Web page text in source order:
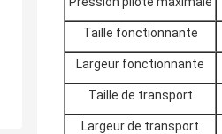
Taille fonctionnante
Largeur fonctionnante
Taille de transport
Largeur de transport